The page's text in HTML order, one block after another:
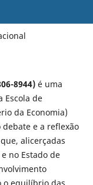
8944)é uma
Escola de
da Economia)
e a reflexão
alicerçadas
no Estado de